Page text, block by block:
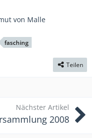
von Malle
fasching
Teilen
Nächster Artikel
2008